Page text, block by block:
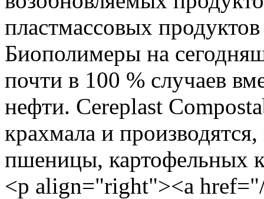
пластмассовых
Биополимеры на
почти в 100 % случаев
нефти. Cereplast
крахмала и
пшеницы, картофельных
<p align="right"><a